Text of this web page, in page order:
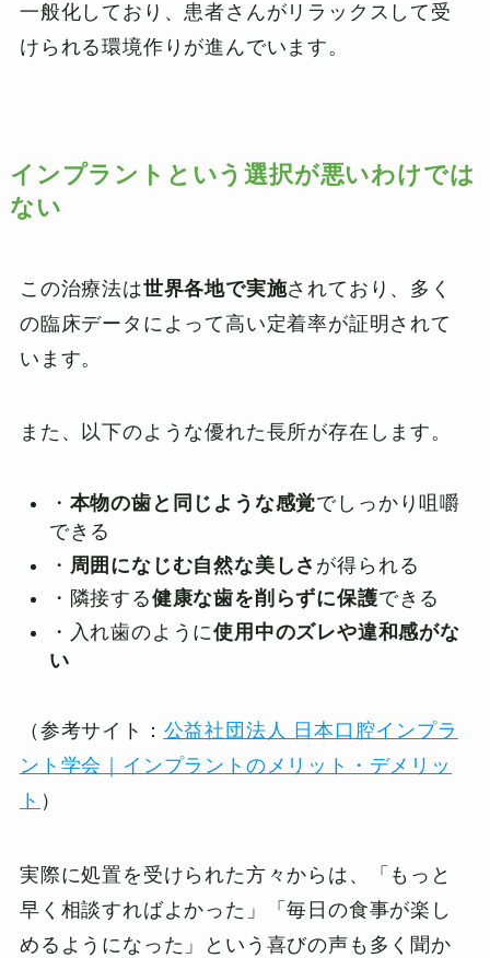
一般化しており、患者さんがリラックスして受
けられる環境作りが進んでいます。
インプラントという選択が悪いわけでは
ない
この治療法は世界各地で実施されており、多く
の臨床データによって高い定着率が証明されて
います。
また、以下のような優れた長所が存在します。
・ 本物の歯と同じような感覚でしっかり咀嚼
できる
・ 周囲になじむ自然な美しさ が得られる
・隣接する健康な歯を削らずに保護できる
・入れ歯のように使用中のズレや違和感がな
い
（参考サイト： 公益社団法人 日本口腔インプラ
ント学会｜インプラントのメリット・デメリッ
ト ）
実際に処置を受けられた方々からは、「もっと
早く相談すればよかった」「毎日の食事が楽し
めるようになった」という喜びの声も多く聞か